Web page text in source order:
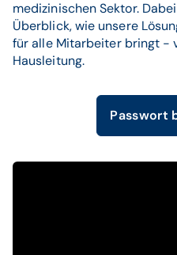
medizinischen Sektor.
Überblick, wie unsere
für alle Mitarbeiter bringt -
Hausleitung.
Passwort